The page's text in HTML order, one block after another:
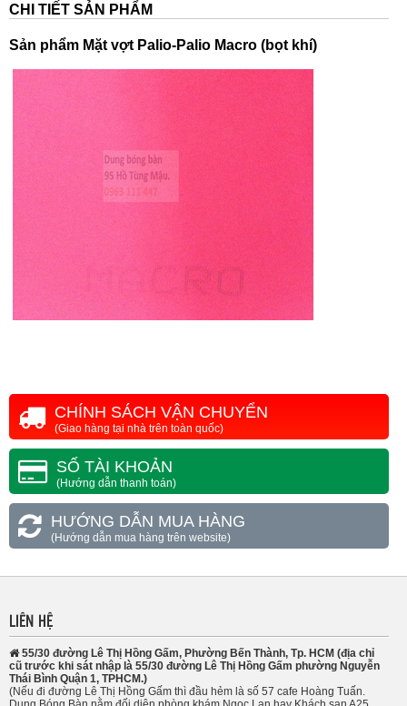
CHI TIẾT SẢN PHẨM
Sản phẩm Mặt vợt Palio-Palio Macro (bọt khí)
CHÍNH SÁCH VẬN CHUYỂN
(Giao hàng tại nhà trên toàn quốc)
SỐ TÀI KHOẢN
(Hướng dẫn thanh toán)
HƯỚNG DẪN MUA HÀNG
(Hướng dẫn mua hàng trên website)
LIÊN HỆ
55/30 đường Lê Thị Hồng Gấm, Phường Bến Thành, Tp. HCM (địa chỉ
cũ trước khi sát nhập là 55/30 đường Lê Thị Hồng Gấm phường Nguyễn
Thái Bình Quận 1, TPHCM.)
(Nếu đi đường Lê Thị Hồng Gấm thì đầu hẻm là số 57 cafe Hoàng Tuấn.